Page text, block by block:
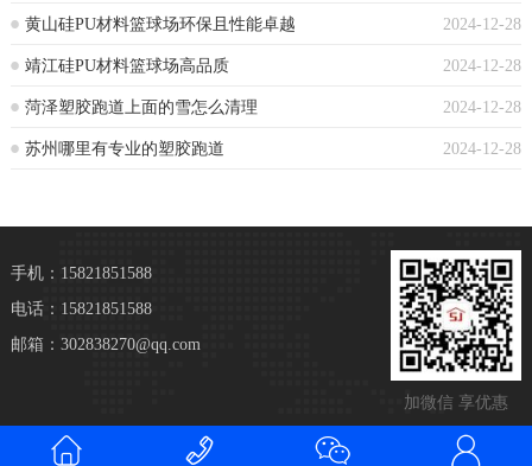
2024-12-28
黄山硅PU材料篮球场环保且性能卓越
2024-12-28
靖江硅PU材料篮球场高品质
2024-12-28
菏泽塑胶跑道上面的雪怎么清理
2024-12-28
苏州哪里有专业的塑胶跑道
加微信 享优惠
手机：15821851588
电话：15821851588
邮箱：302838270@qq.com